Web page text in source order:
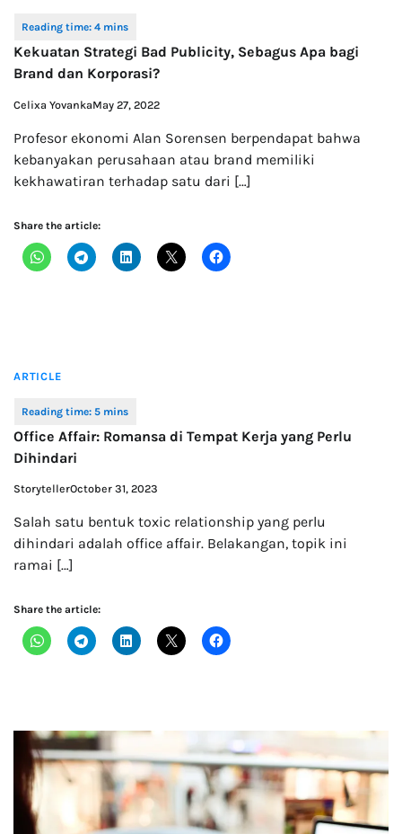
Kekuatan Strategi Bad Publicity, Sebagus Apa bagi
Brand dan Korporasi?
Celixa YovankaMay 27, 2022
Profesor ekonomi Alan Sorensen berpendapat bahwa
kebanyakan perusahaan atau brand memiliki
kekhawatiran terhadap satu dari […]
Share the article:
ARTICLE
Office Affair: Romansa di Tempat Kerja yang Perlu
Dihindari
StorytellerOctober 31, 2023
Salah satu bentuk toxic relationship yang perlu
dihindari adalah office affair. Belakangan, topik ini
ramai […]
Share the article: